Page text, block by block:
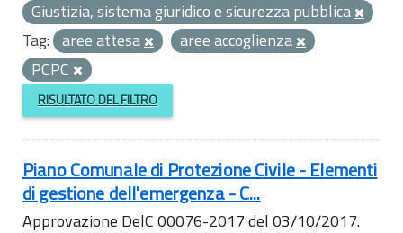
Giustizia, sistema giuridico e sicurezza pubblica
Tag: aree attesa
aree accoglienza
PCPC
RISULTATO DEL FILTRO
Piano Comunale di Protezione Civile - Elementi
di gestione dell'emergenza - C...
Approvazione DelC 00076-2017 del 03/10/2017.